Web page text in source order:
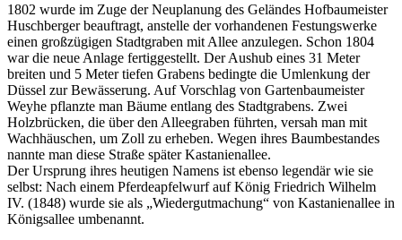
1802 wurde im Zuge der Neuplanung des Geländes Hofbaumeister
Huschberger beauftragt, anstelle der vorhandenen Festungswerke
einen großzügigen Stadtgraben mit Allee anzulegen. Schon 1804
war die neue Anlage fertiggestellt. Der Aushub eines 31 Meter
breiten und 5 Meter tiefen Grabens bedingte die Umlenkung der
Düssel zur Bewässerung. Auf Vorschlag von Gartenbaumeister
Weyhe pflanzte man Bäume entlang des Stadtgrabens. Zwei
Holzbrücken, die über den Alleegraben führten, versah man mit
Wachhäuschen, um Zoll zu erheben. Wegen ihres Baumbestandes
nannte man diese Straße später Kastanienallee.
Der Ursprung ihres heutigen Namens ist ebenso legendär wie sie
selbst: Nach einem Pferdeapfelwurf auf König Friedrich Wilhelm
IV. (1848) wurde sie als „Wiedergutmachung“ von Kastanienallee in
Königsallee umbenannt.